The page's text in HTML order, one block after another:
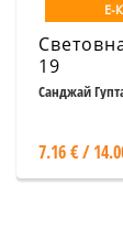
Е-
19
Санджай
7.16 € /